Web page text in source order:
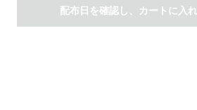
配布日を確認し、カートに入